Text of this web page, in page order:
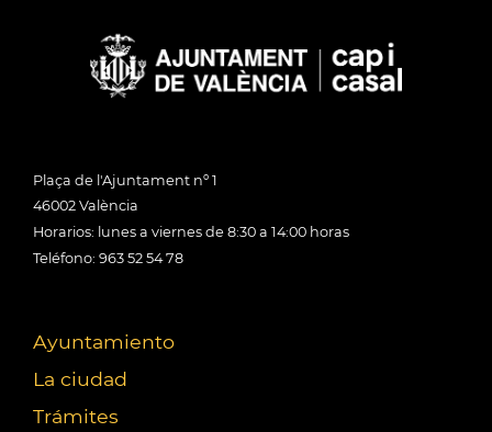
Plaça de l'Ajuntament nº 1
46002 València
Horarios: lunes a viernes de 8:30 a 14:00 horas
Teléfono: 963 52 54 78
Ayuntamiento
La ciudad
Trámites